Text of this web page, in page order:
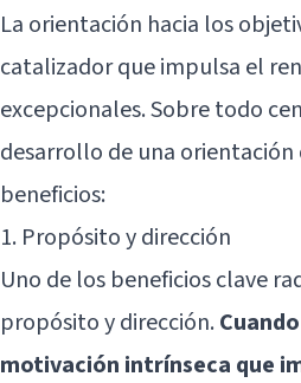
La orientación hacia los
catalizador que impulsa el
excepcionales. Sobre todo
desarrollo de una
beneficios:
1. Propósito y dirección
Uno de los beneficios clave
propósito y dirección.
motivación intrínseca que